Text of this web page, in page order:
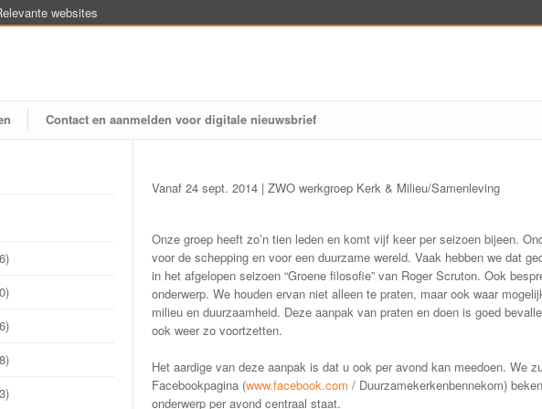
websites
Contact en aanmelden voor digitale nieuwsbrief
Vanaf 24 sept. 2014 | ZWO werkgroep Kerk & Milieu/Samenleving
Onze groep heeft zo’n tien leden en komt vijf keer per seizoen bijeen.
voor de schepping en voor een duurzame wereld. Vaak hebben we dat
in het afgelopen seizoen “Groene filosofie” van Roger Scruton. Ook
onderwerp. We houden ervan niet alleen te praten, maar ook waar
milieu en duurzaamheid. Deze aanpak van praten en doen is goed
ook weer zo voortzetten.
Het aardige van deze aanpak is dat u ook per avond kan meedoen. We
Facebookpagina (www.facebook.com / Duurzamekerkenbennekom)
onderwerp per avond centraal staat.